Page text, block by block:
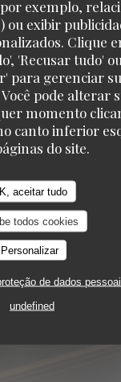
exemplo,
ou exibir
Clique
'Recusar tudo'
para gerenciar
pode alterar
momento
canto inferior
do site.
aceitar tudo
todos cookies
Personalizar
de dados
undefined
janela))
janela))